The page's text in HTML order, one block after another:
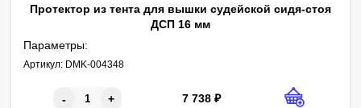
Протектор из тента для вышки судейской сидя-стоя
ДСП 16 мм
Параметры:
Высота - 2000 мм
Артикул: DMK-004348
- + 7 738 ₽